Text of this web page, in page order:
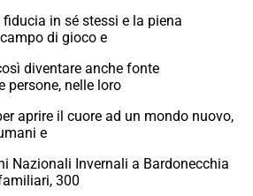
in sé stessi e la piena
di gioco e
diventare anche fonte
persone, nelle loro
aprire il cuore ad un mondo nuovo,
e
Nazionali Invernali a Bardonecchia
300